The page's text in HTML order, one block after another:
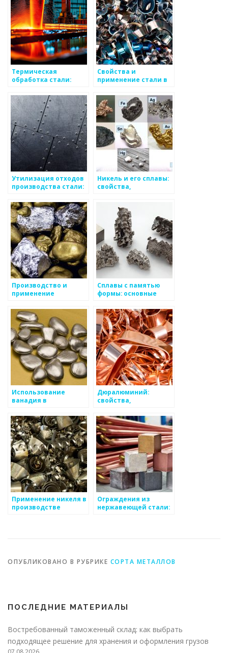
Термическая
обработка стали:
металлургической
промышленности
Свойства и
применение стали в
Утилизация отходов
производства стали:
Никель и его сплавы:
свойства,
Производство и
применение
профилей
Сплавы с памятью
формы: основные
применения
Использование
ванадия в
и в составе
специальных сплавов
Дюралюминий:
свойства,
основные
достоинства
Применение никеля в
производстве
Ограждения из
нержавеющей стали:
ОПУБЛИКОВАНО В РУБРИКЕ СОРТА МЕТАЛЛОВ
ПОСЛЕДНИЕ МАТЕРИАЛЫ
Востребованный таможенный склад: как выбрать
подходящее решение для хранения и оформления грузов